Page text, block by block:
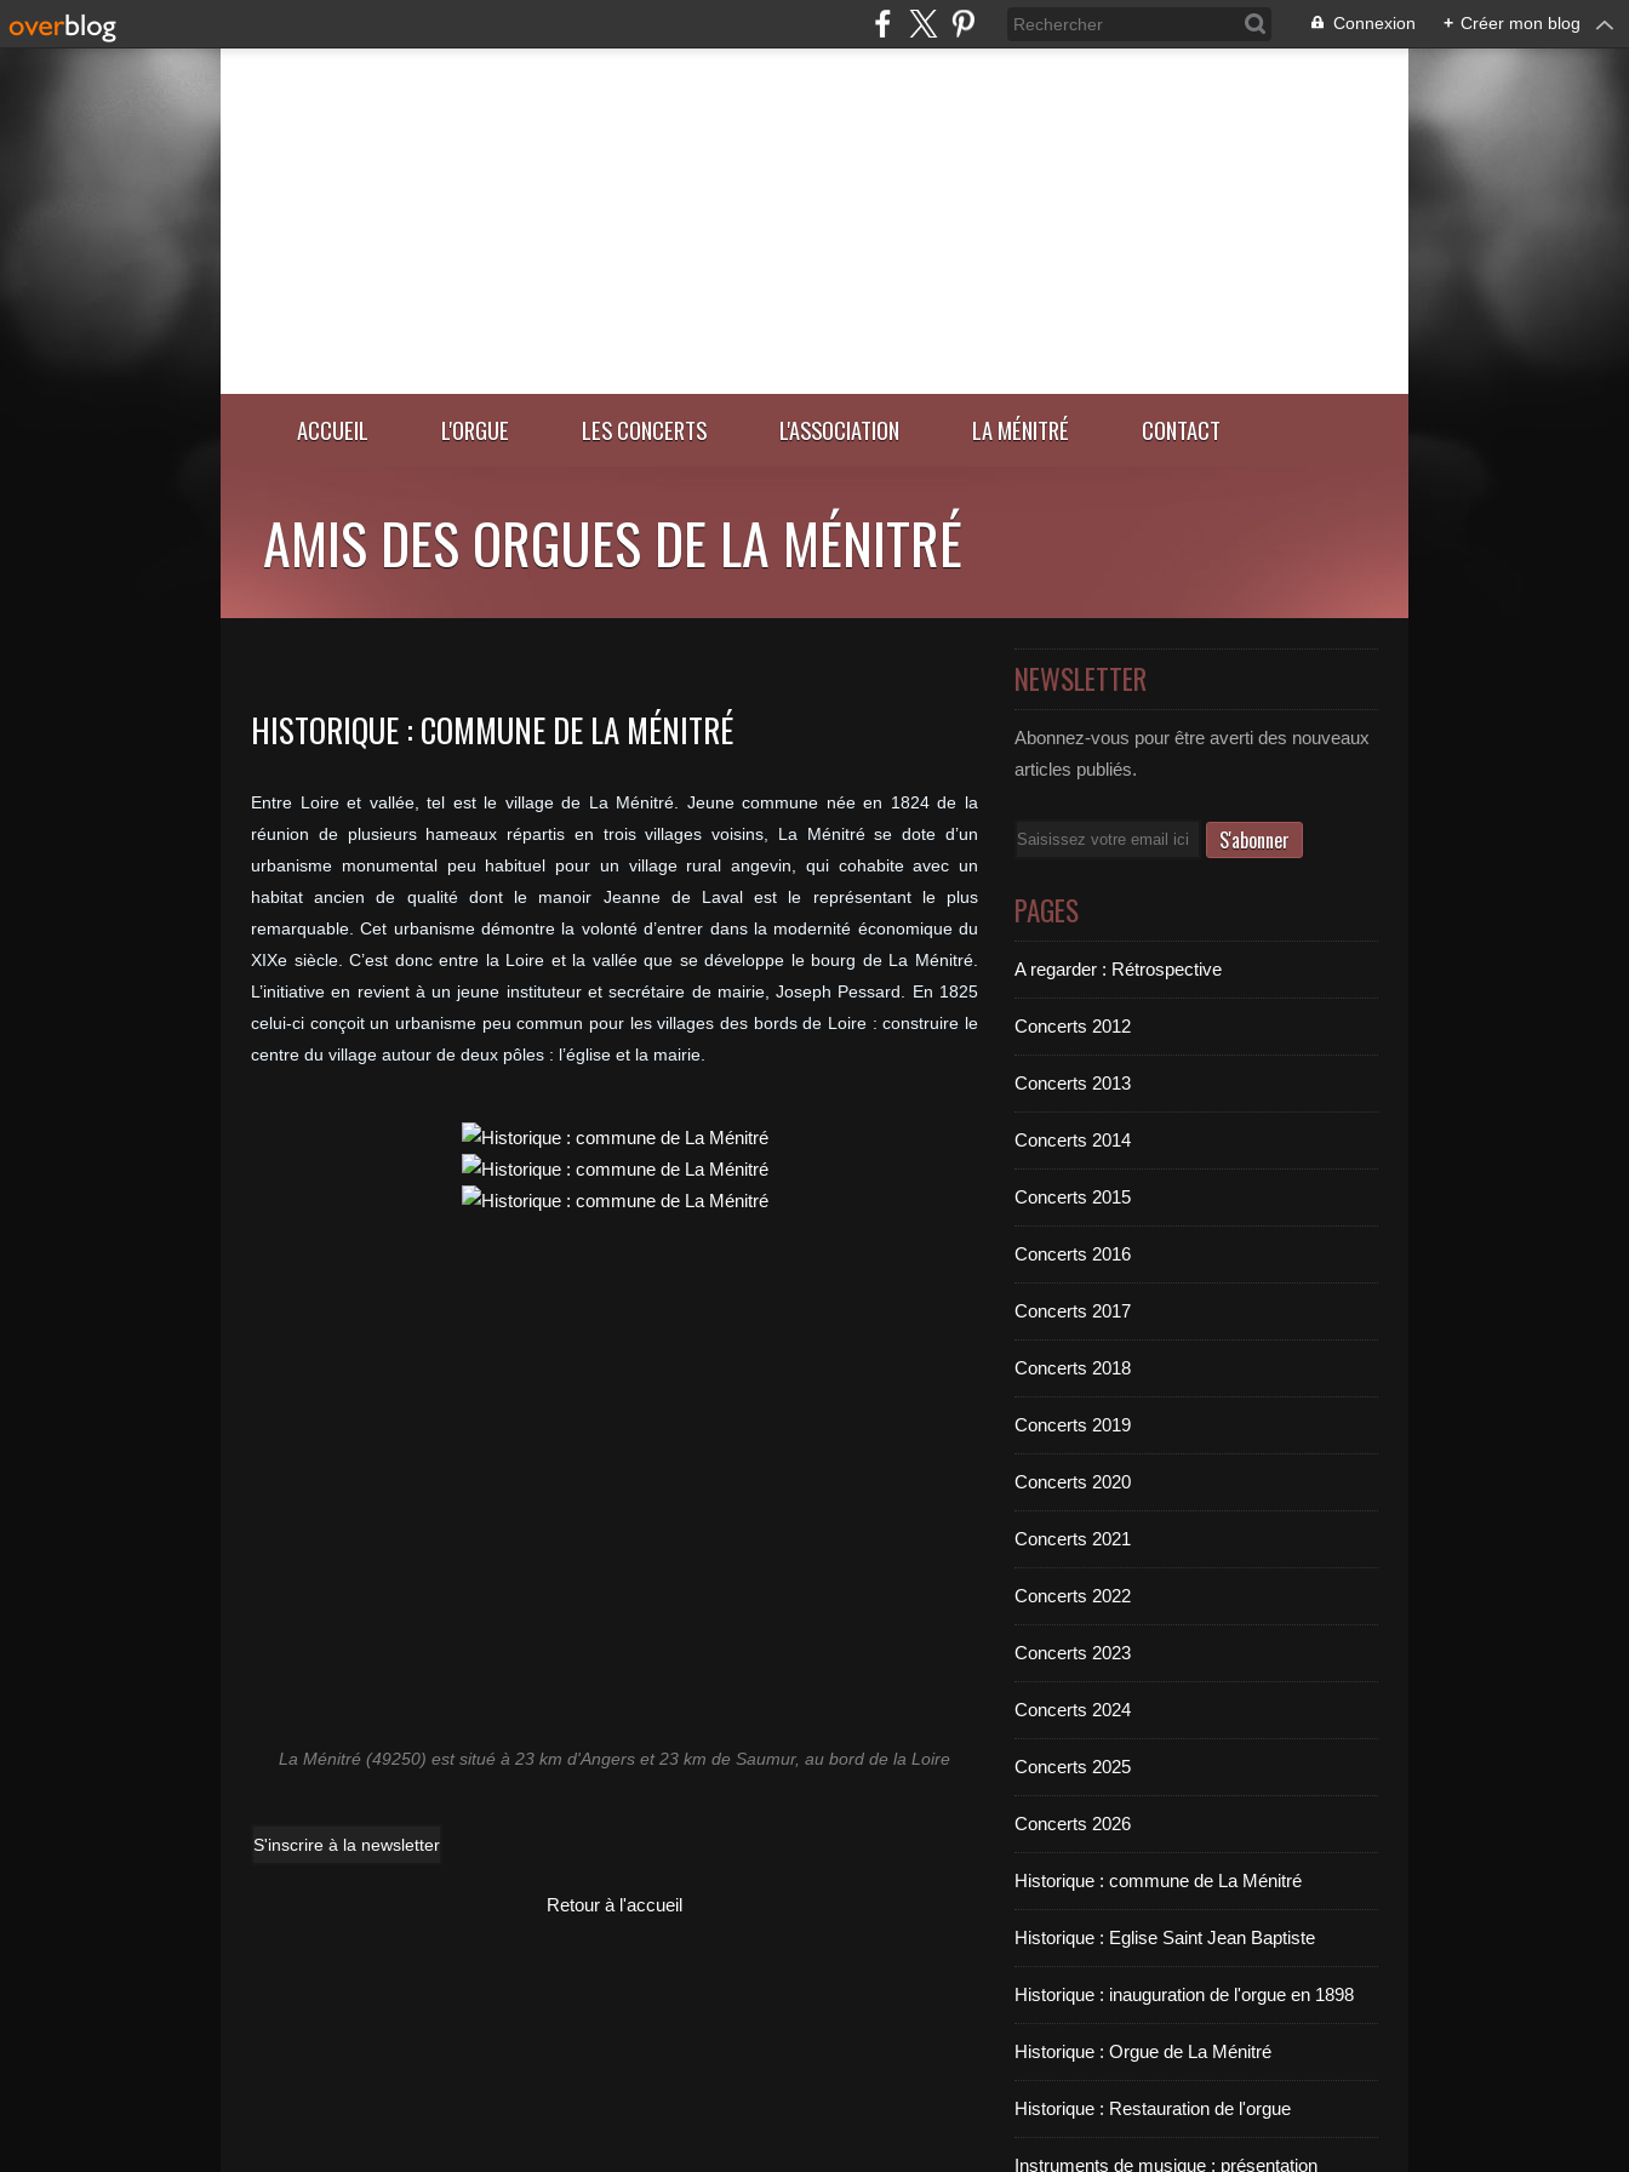
Connexion + Créer mon blog
ACCUEIL L'ORGUE LES CONCERTS L'ASSOCIATION LA MÉNITRÉ CONTACT
AMIS DES ORGUES DE LA MÉNITRÉ
HISTORIQUE : COMMUNE DE LA MÉNITRÉ
Entre Loire et vallée, tel est le village de La Ménitré. Jeune commune née en 1824 de la
réunion de plusieurs hameaux répartis en trois villages voisins, La Ménitré se dote d’un
urbanisme monumental peu habituel pour un village rural angevin, qui cohabite avec un
habitat ancien de qualité dont le manoir Jeanne de Laval est le représentant le plus
remarquable. Cet urbanisme démontre la volonté d’entrer dans la modernité économique du
XIXe siècle. C’est donc entre la Loire et la vallée que se développe le bourg de La Ménitré.
L’initiative en revient à un jeune instituteur et secrétaire de mairie, Joseph Pessard. En 1825
celui-ci conçoit un urbanisme peu commun pour les villages des bords de Loire : construire le
centre du village autour de deux pôles : l’église et la mairie.
La Ménitré (49250) est situé à 23 km d'Angers et 23 km de Saumur, au bord de la Loire
S'inscrire à la newsletter
Retour à l'accueil
NEWSLETTER
Abonnez-vous pour être averti des nouveaux
articles publiés.
Email
PAGES
A regarder : Rétrospective
Concerts 2012
Concerts 2013
Concerts 2014
Concerts 2015
Concerts 2016
Concerts 2017
Concerts 2018
Concerts 2019
Concerts 2020
Concerts 2021
Concerts 2022
Concerts 2023
Concerts 2024
Concerts 2025
Concerts 2026
Historique : commune de La Ménitré
Historique : Eglise Saint Jean Baptiste
Historique : inauguration de l'orgue en 1898
Historique : Orgue de La Ménitré
Historique : Restauration de l'orgue
Instruments de musique : présentation